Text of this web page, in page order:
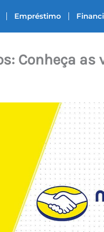
Empréstimo
Conheça as